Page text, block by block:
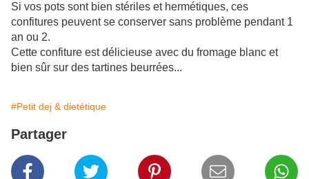
Si vos pots sont bien stériles et hermétiques, ces
confitures peuvent se conserver sans problème pendant 1
an ou 2.
Cette confiture est délicieuse avec du fromage blanc et
bien sûr sur des tartines beurrées...
#Petit dej & dietétique
Partager